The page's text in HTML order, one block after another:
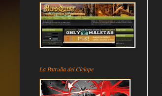
La Patrulla del Cíclope